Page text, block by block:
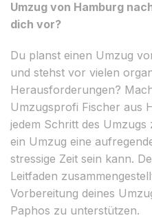
Umzug von Hamburg
dich vor?
Du planst einen Umzug
und stehst vor vielen
Herausforderungen?
Umzugsprofi Fischer aus
jedem Schritt des
ein Umzug eine
stressige Zeit sein kann.
Leitfaden
Vorbereitung deines
Paphos zu unterstützen.